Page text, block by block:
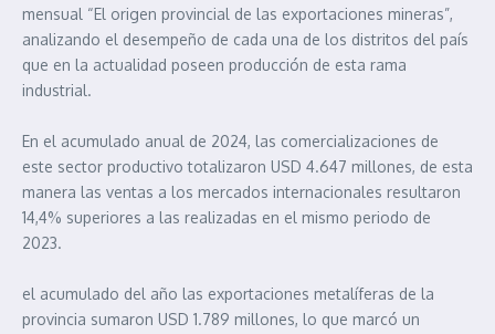
mensual “El origen provincial de las exportaciones mineras”,
analizando el desempeño de cada una de los distritos del país
que en la actualidad poseen producción de esta rama
industrial.
En el acumulado anual de 2024, las comercializaciones de
este sector productivo totalizaron USD 4.647 millones, de esta
manera las ventas a los mercados internacionales resultaron
14,4% superiores a las realizadas en el mismo periodo de
2023.
el acumulado del año las exportaciones metalíferas de la
provincia sumaron USD 1.789 millones, lo que marcó un